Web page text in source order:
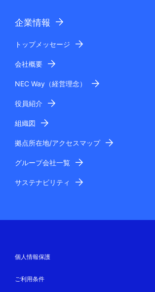
企業情報
トップメッセージ
会社概要
NEC Way（経営理念）
役員紹介
組織図
拠点所在地/アクセスマップ
グループ会社一覧
サステナビリティ
個人情報保護
ご利用条件